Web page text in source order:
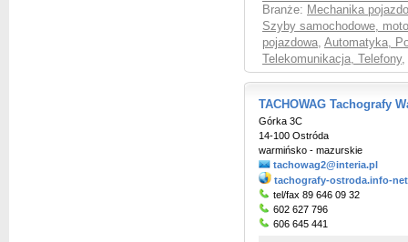
Branże: Mechanika
Szyby samochodowe,
pojazdowa, Automatyka,
Telekomunikacja, Telefony,
TACHOWAG Tachografy
Górka 3C
14-100 Ostróda
warmińsko - mazurskie
tachowag2@interia.pl
tachografy-ostroda.info-
tel/fax 89 646 09 32
602 627 796
606 645 441